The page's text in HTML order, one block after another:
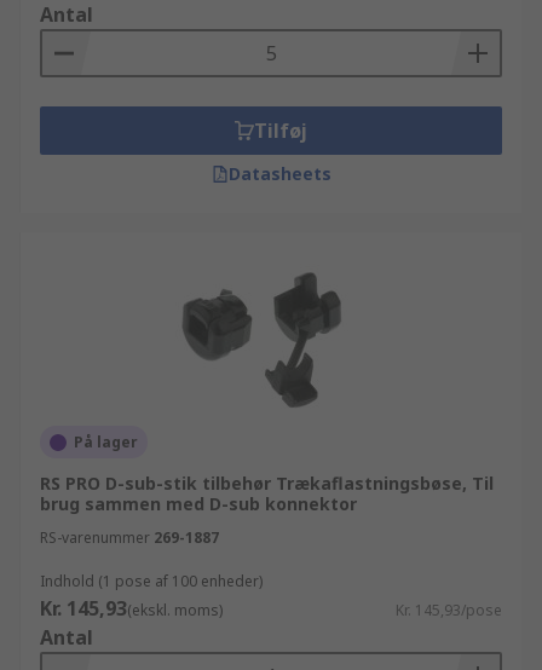
Antal
Tilføj
Datasheets
På lager
RS PRO D-sub-stik tilbehør Trækaflastningsbøse, Til
brug sammen med D-sub konnektor
RS-varenummer 269-1887
Indhold (1 pose af 100 enheder)
Kr. 145,93(ekskl. moms) Kr. 145,93/pose
Antal